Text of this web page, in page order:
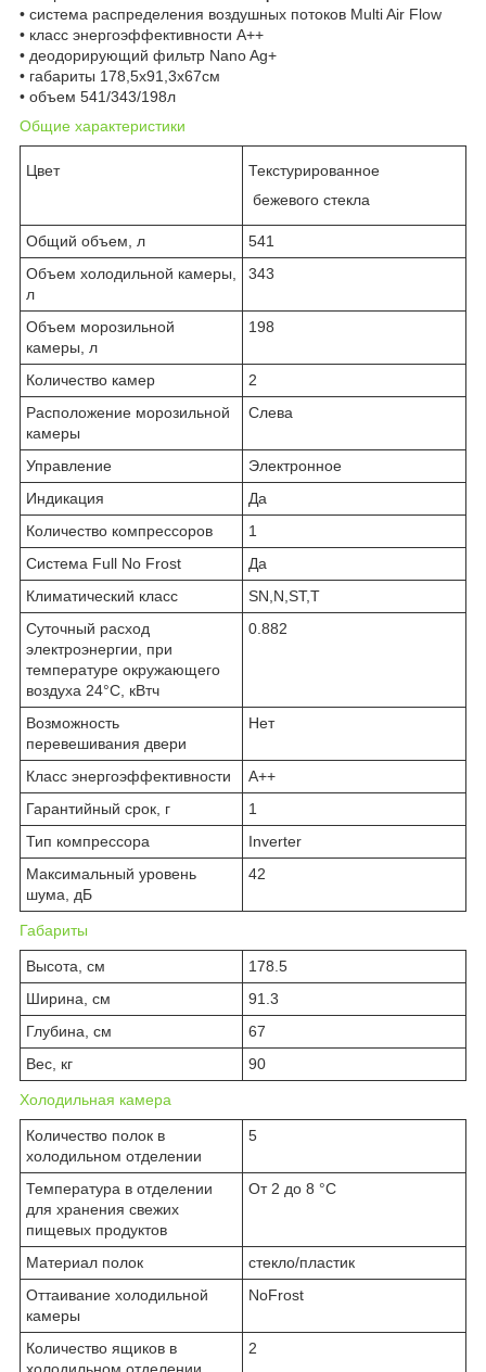
• система распределения воздушных потоков Multi Air Flow
• класс энергоэффективности А++
• деодорирующий фильтр Nano Ag+
• габариты 178,5x91,3x67см
• объем 541/343/198л
Общие характеристики
Цвет
Текстурированное
бежевого стекла
Общий объем, л
541
Объем холодильной камеры,
л
343
Объем морозильной
камеры, л
198
Количество камер
2
Расположение морозильной
камеры
Слева
Управление
Электронное
Индикация
Да
Количество компрессоров
1
Система Full No Frost
Да
Климатический класс
SN,N,ST,T
Суточный расход
электроэнергии, при
температуре окружающего
воздуха 24°C, кВтч
0.882
Возможность
перевешивания двери
Нет
Класс энергоэффективности
A++
Гарантийный срок, г
1
Тип компрессора
Inverter
Максимальный уровень
шума, дБ
42
Габариты
Высота, см
178.5
Ширина, см
91.3
Глубина, см
67
Вес, кг
90
Холодильная камера
Количество полок в
холодильном отделении
5
Температура в отделении
для хранения свежих
пищевых продуктов
От 2 до 8 °C
Материал полок
стекло/пластик
Оттаивание холодильной
камеры
NoFrost
Количество ящиков в
холодильном отделении
2